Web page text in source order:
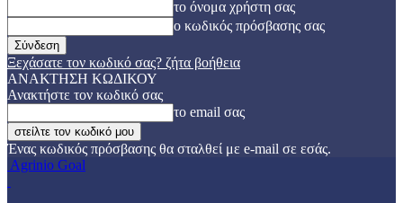
το όνομα χρήστη σας
ο κωδικός πρόσβασης σας
Ξεχάσατε τον κωδικό σας? ζήτα βοήθεια
ΑΝΑΚΤΗΣΗ ΚΩΔΙΚΟΥ
Ανακτήστε τον κωδικό σας
το email σας
Ένας κωδικός πρόσβασης θα σταλθεί με e-mail σε εσάς.
Agrinio Goal